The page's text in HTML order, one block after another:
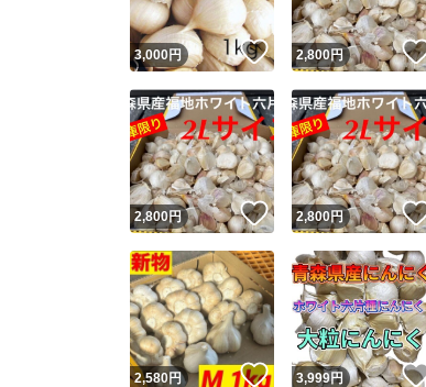
3,000円 いいね！
2,800円
2,800円 いいね！
2,800円
2,580円 いいね！
3,999円